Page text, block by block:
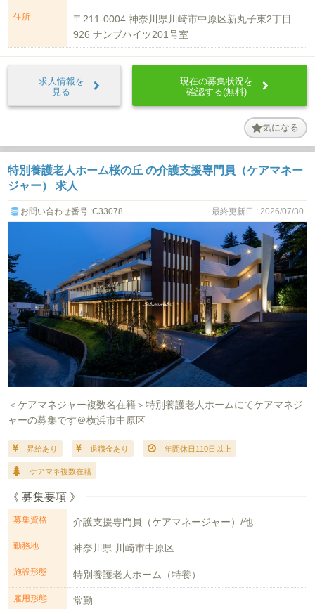
住所
〒211-0004 神奈川県川崎市中原区新丸子東2丁目
926 ナンブハイツ201号室
求人情報を
見る
現在の募集状況を
確認する(無料)
気になる
特別養護老人ホーム桜の丘 の介護支援専門員（ケアマネー
ジャー） 求人
お問い合わせ番号 :C33078 最終更新日 : 2026/07/30
＜ケアマネジャー複数名在籍＞特別養護老人ホームにてケアマネジ
ャーの募集です＠横浜市中原区
昇給あり 退職金あり 年間休日110日以上
ケアマネ複数在籍
《 募集要項 》
募集資格 介護支援専門員（ケアマネージャー）/他
勤務地 神奈川県 川崎市中原区
施設形態 特別養護老人ホーム（特養）
雇用形態 常勤